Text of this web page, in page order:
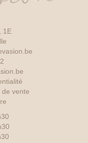
1E
de vente